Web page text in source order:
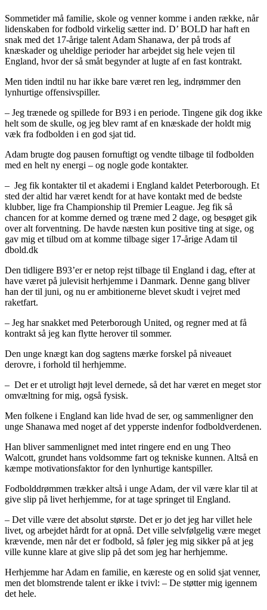
Sommetider må familie, skole og venner komme i anden række, når
lidenskaben for fodbold virkelig sætter ind. D’ BOLD har haft en
snak med det 17-årige talent Adam Shanawa, der på trods af
knæskader og uheldige perioder har arbejdet sig hele vejen til
England, hvor der så småt begynder at lugte af en fast kontrakt.
Men tiden indtil nu har ikke bare været ren leg, indrømmer den
lynhurtige offensivspiller.
– Jeg trænede og spillede for B93 i en periode. Tingene gik dog ikke
helt som de skulle, og jeg blev ramt af en knæskade der holdt mig
væk fra fodbolden i en god sjat tid.
Adam brugte dog pausen fornuftigt og vendte tilbage til fodbolden
med en helt ny energi – og nogle gode kontakter.
– Jeg fik kontakter til et akademi i England kaldet Peterborough. Et
sted der altid har været kendt for at have kontakt med de bedste
klubber, lige fra Championship til Premier League. Jeg fik så
chancen for at komme derned og træne med 2 dage, og besøget gik
over alt forventning. De havde næsten kun positive ting at sige, og
gav mig et tilbud om at komme tilbage siger 17-årige Adam til
dbold.dk
Den tidligere B93’er er netop rejst tilbage til England i dag, efter at
have været på julevisit herhjemme i Danmark. Denne gang bliver
han der til juni, og nu er ambitionerne blevet skudt i vejret med
raketfart.
– Jeg har snakket med Peterborough United, og regner med at få
kontrakt så jeg kan flytte herover til sommer.
Den unge knægt kan dog sagtens mærke forskel på niveauet
derovre, i forhold til herhjemme.
– Det er et utroligt højt level dernede, så det har været en meget stor
omvæltning for mig, også fysisk.
Men folkene i England kan lide hvad de ser, og sammenligner den
unge Shanawa med noget af det ypperste indenfor fodboldverdenen.
Han bliver sammenlignet med intet ringere end en ung Theo
Walcott, grundet hans voldsomme fart og tekniske kunnen. Altså en
kæmpe motivationsfaktor for den lynhurtige kantspiller.
Fodbolddrømmen trækker altså i unge Adam, der vil være klar til at
give slip på livet herhjemme, for at tage springet til England.
– Det ville være det absolut største. Det er jo det jeg har villet hele
livet, og arbejdet hårdt for at opnå. Det ville selvfølgelig være meget
krævende, men når det er fodbold, så føler jeg mig sikker på at jeg
ville kunne klare at give slip på det som jeg har herhjemme.
Herhjemme har Adam en familie, en kæreste og en solid sjat venner,
men det blomstrende talent er ikke i tvivl: – De støtter mig igennem
det hele.